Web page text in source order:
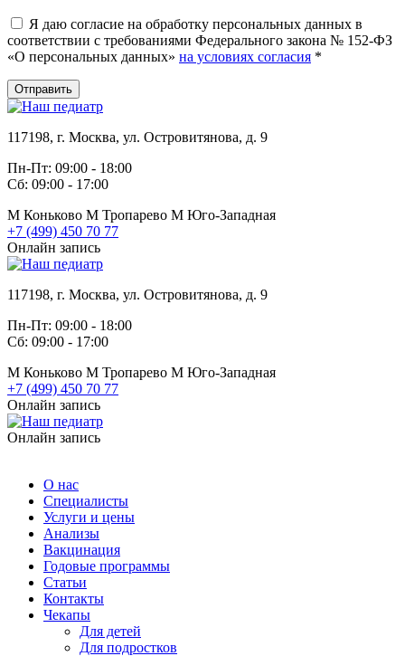
Я даю согласие на обработку персональных данных в
соответствии с требованиями Федерального закона № 152-ФЗ
«О персональных данных» на условиях согласия *
Отправить
117198, г. Москва, ул. Островитянова, д. 9
Пн-Пт: 09:00 - 18:00
Сб: 09:00 - 17:00
М Коньково М Тропарево М Юго-Западная
+7 (499) 450 70 77
Онлайн запись
117198, г. Москва, ул. Островитянова, д. 9
Пн-Пт: 09:00 - 18:00
Сб: 09:00 - 17:00
М Коньково М Тропарево М Юго-Западная
+7 (499) 450 70 77
Онлайн запись
Онлайн запись
О нас
Специалисты
Услуги и цены
Анализы
Вакцинация
Годовые программы
Статьи
Контакты
Чекапы
Для детей
Для подростков